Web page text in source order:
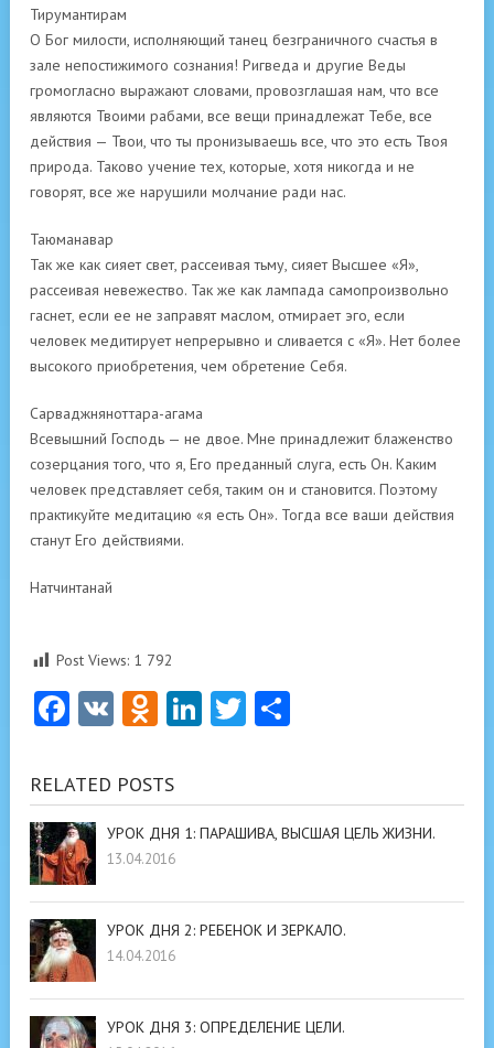
Тирумантирам
О Бог милости, исполняющий танец безграничного счастья в
зале непостижимого сознания! Ригведа и другие Веды
громогласно выражают словами, провозглашая нам, что все
являются Твоими рабами, все вещи принадлежат Тебе, все
действия — Твои, что ты пронизываешь все, что это есть Твоя
природа. Таково учение тех, которые, хотя никогда и не
говорят, все же нарушили молчание ради нас.
Таюманавар
Так же как сияет свет, рассеивая тьму, сияет Высшее «Я»,
рассеивая невежество. Так же как лампада самопроизвольно
гаснет, если ее не заправят маслом, отмирает эго, если
человек медитирует непрерывно и сливается с «Я». Нет более
высокого приобретения, чем обретение Себя.
Сарваджняноттара-агама
Всевышний Господь — не двое. Мне принадлежит блаженство
созерцания того, что я, Его преданный слуга, есть Он. Каким
человек представляет себя, таким он и становится. Поэтому
практикуйте медитацию «я есть Он». Тогда все ваши действия
станут Его действиями.
Натчинтанай
Post Views: 1 792
Facebook
VK Odnoklassniki
LinkedIn
Twitter
RELATED POSTS
УРОК ДНЯ 1: ПАРАШИВА, ВЫСШАЯ ЦЕЛЬ ЖИЗНИ.
13.04.2016
УРОК ДНЯ 2: РЕБЕНОК И ЗЕРКАЛО.
14.04.2016
УРОК ДНЯ 3: ОПРЕДЕЛЕНИЕ ЦЕЛИ.